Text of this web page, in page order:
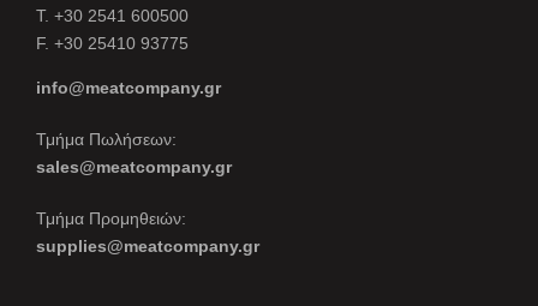
Τ. +30 2541 600500
F. +30 25410 93775
info@meatcompany.gr
Τμήμα Πωλήσεων:
sales@meatcompany.gr
Τμήμα Προμηθειών:
supplies@meatcompany.gr